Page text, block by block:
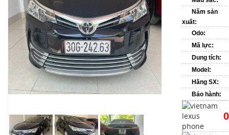
Năm sản
xuất:
Odo:
Mã lực:
Dung tích:
Model:
Hãng SX:
Bảo hành: